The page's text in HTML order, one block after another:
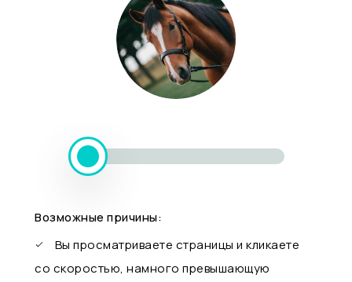
Возможные причины:
Вы просматриваете страницы и кликаете
со скоростью, намного превышающую